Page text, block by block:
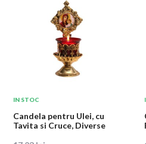
IN STOC
Candela pentru Ulei, cu
Tavita si Cruce, Diverse